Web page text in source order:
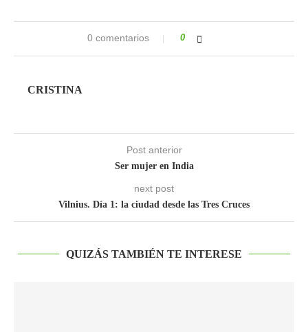
0 comentarios 0
CRISTINA
Post anterior
Ser mujer en India
next post
Vilnius. Día 1: la ciudad desde las Tres Cruces
QUIZÁS TAMBIÉN TE INTERESE